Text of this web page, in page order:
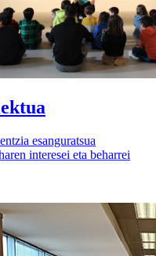
esanguratsua
interesei eta beharrei